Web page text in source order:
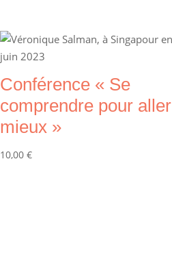
Conférence « Se
comprendre pour aller
mieux »
10,00 €